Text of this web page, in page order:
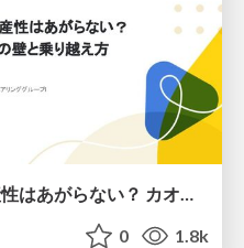
AIツールを導入しても生産性はあがらない？ カオナビが直面した 3つの壁と乗り越え方。/ Overcoming 3 Barriers to AI-Driven Productivity at kaonavi
0 1.8k